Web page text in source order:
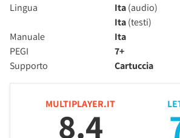
Lingua
Ita(audio)
Ita(testi)
Manuale
Ita
PEGI
7+
Supporto
Cartuccia
MULTIPLAYER.IT
8.4